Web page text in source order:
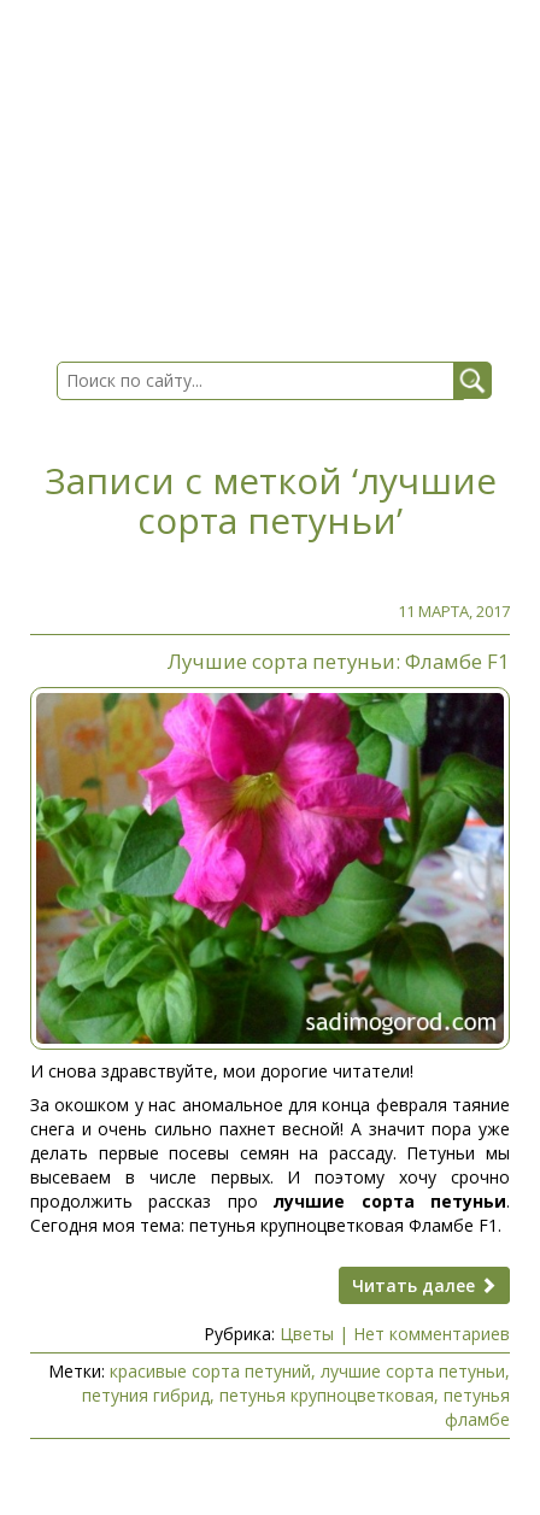
Записи с меткой ‘лучшие
сорта петуньи’
11 МАРТА, 2017
Лучшие сорта петуньи: Фламбе F1
И снова здравствуйте, мои дорогие читатели!
За окошком у нас аномальное для конца февраля таяние
снега и очень сильно пахнет весной! А значит пора уже
делать первые посевы семян на рассаду. Петуньи мы
высеваем в числе первых. И поэтому хочу срочно
продолжить рассказ пролучшие сорта петуньи.
Сегодня моя тема: петунья крупноцветковая Фламбе F1.
Читать далее
Рубрика: Цветы | Нет комментариев
Метки: красивые сорта петуний, лучшие сорта петуньи,
петуния гибрид, петунья крупноцветковая, петунья
фламбе